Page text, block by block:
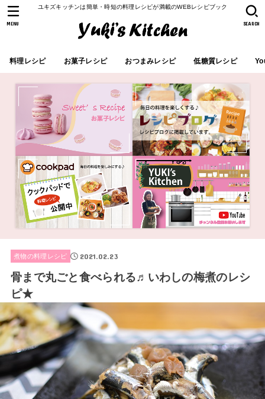
ユキズキッチンは簡単・時短の料理レシピが満載のWEBレシピブック
料理レシピ お菓子レシピ おつまみレシピ 低糖質レシピ
SEARCH
MENU
煮物の料理レシピ 2021.02.23
骨まで丸ごと食べられる♬いわしの梅煮のレシ
ピ★